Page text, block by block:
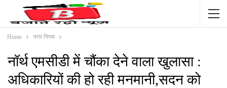
Home नगर निगम
नॉर्थ एमसीडी में चौंका देने वाला खुलासा :
अधिकारियों की हो रही मनमानी,सदन को